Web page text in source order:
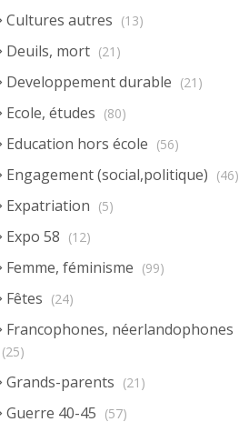
Cultures autres (13)
Deuils, mort (21)
Developpement durable (21)
Ecole, études (80)
Education hors école (56)
Engagement (social,politique) (46)
Expatriation (5)
Expo 58 (12)
Femme, féminisme (99)
Fêtes (24)
Francophones, néerlandophones
(25)
Grands-parents (21)
Guerre 40-45 (57)